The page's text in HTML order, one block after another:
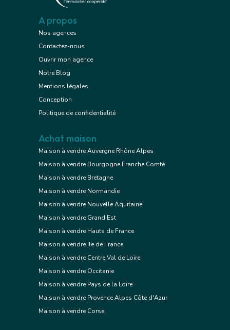
A propos
Nos agences
Contactez-nous
Ouvrir mon agence
Notre Blog
Mentions légales
Conception
Politique de confidentialité
Achat maison
Maison à vendre Auvergne Rhône Alpes
Maison à vendre Bourgogne Franche Comté
Maison à vendre Bretagne
Maison à vendre Normandie
Maison à vendre Nouvelle Aquitaine
Maison à vendre Grand Est
Maison à vendre Hauts de France
Maison à vendre Ile de France
Maison à vendre Centre Val de Loire
Maison à vendre Occitanie
Maison à vendre Pays de la Loire
Maison à vendre Provence Alpes Côte d'Azur
Maison à vendre Corse